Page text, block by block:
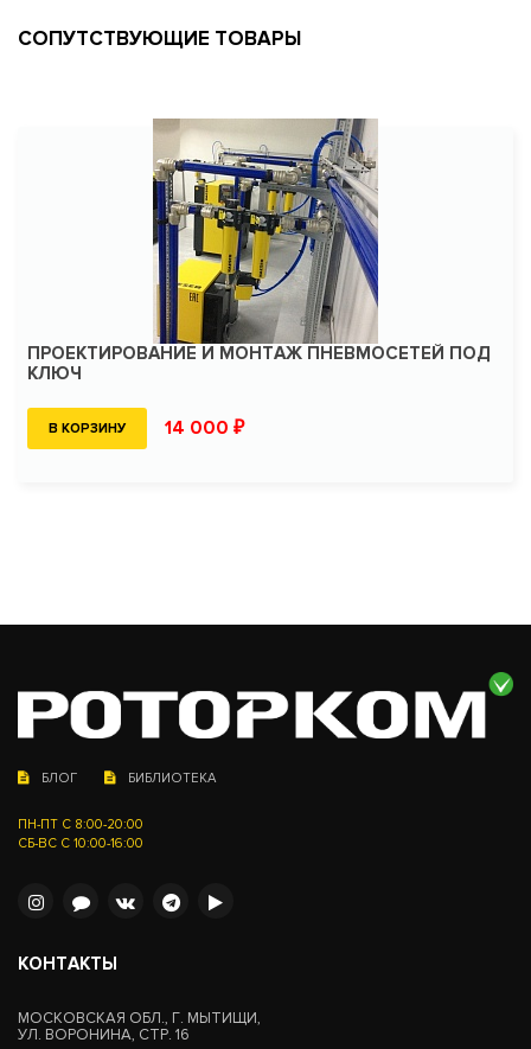
СОПУТСТВУЮЩИЕ ТОВАРЫ
ПРОЕКТИРОВАНИЕ И МОНТАЖ ПНЕВМОСЕТЕЙ ПОД
КЛЮЧ
В КОРЗИНУ 14 000 ₽
БЛОГ БИБЛИОТЕКА
ПН-ПТ С 8:00-20:00
СБ-ВС С 10:00-16:00
КОНТАКТЫ
МОСКОВСКАЯ ОБЛ., Г. МЫТИЩИ,
УЛ. ВОРОНИНА, СТР. 16